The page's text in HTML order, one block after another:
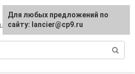
Для любых предложений по
сайту: lancier@cp9.ru